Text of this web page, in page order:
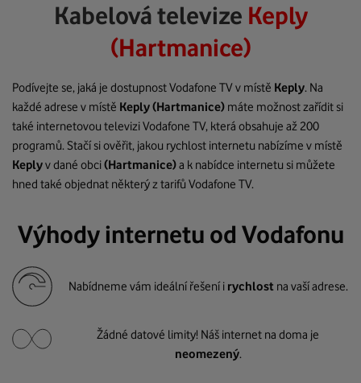
Kabelová televize Keply
(Hartmanice)
Podívejte se, jaká je dostupnost Vodafone TV v místě Keply. Na
každé adrese v místě Keply(Hartmanice) máte možnost zařídit si
také internetovou televizi Vodafone TV, která obsahuje až 200
programů. Stačí si ověřit, jakou rychlost internetu nabízíme v místě
Keplyv dané obci(Hartmanice)a k nabídce internetu si můžete
hned také objednat některý z tarifů Vodafone TV.
Výhody internetu od Vodafonu
Nabídneme vám ideální řešení i rychlost na vaší adrese.
Žádné datové limity! Náš internet na doma je
neomezený.